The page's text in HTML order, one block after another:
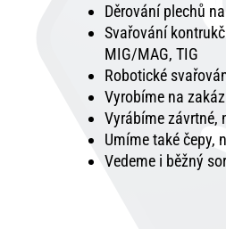
Děrování plechů
Svařování
MIG/MAG, TIG
Robotické
Vyrobíme na
Vyrábíme závrtné,
Umíme také čepy,
Vedeme i běžný